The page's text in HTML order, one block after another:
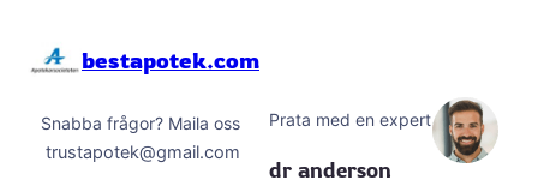
bestapotek.com
Snabba frågor? Maila oss
trustapotek@gmail.com
Prata med en expert
dr anderson